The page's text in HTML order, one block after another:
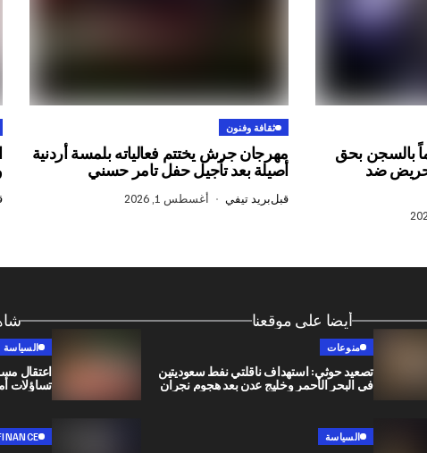
بالسجن بحق
ضد
ثقافة وفنون
مهرجان جرش يختتم فعالياته بلمسة أردنية
أصيلة بعد تأجيل حفل تامر حسني
قبلبريد تيفي أغسطس 1, 2026
أيضا على موقعنا
منوعات
تصعيد حوثي: استهداف ناقلتي نفط سعوديتين
في البحر الأحمر وخليج عدن بعد هجوم نجران
السياسة
السياسة
اعتقال
تساؤلات